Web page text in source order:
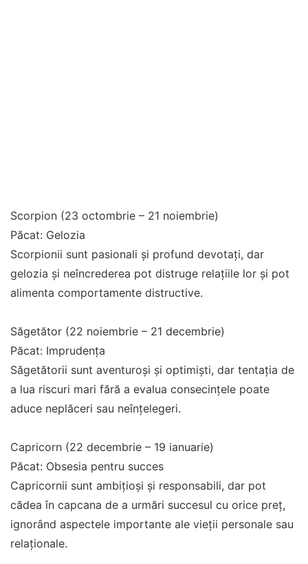
Scorpion (23 octombrie – 21 noiembrie)
Păcat: Gelozia
Scorpionii sunt pasionali și profund devotați, dar
gelozia și neîncrederea pot distruge relațiile lor și pot
alimenta comportamente distructive.
Săgetător (22 noiembrie – 21 decembrie)
Păcat: Imprudența
Săgetătorii sunt aventuroși și optimiști, dar tentația de
a lua riscuri mari fără a evalua consecințele poate
aduce neplăceri sau neînțelegeri.
Capricorn (22 decembrie – 19 ianuarie)
Păcat: Obsesia pentru succes
Capricornii sunt ambițioși și responsabili, dar pot
cădea în capcana de a urmări succesul cu orice preț,
ignorând aspectele importante ale vieții personale sau
relaționale.